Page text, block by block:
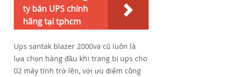
ty bán UPS chính
hãng tại tphcm
Ups santak blazer 2000va cũ luôn là
lựa chọn hàng đầu khi trang bị ups cho
02 máy tính trở lên, với ưu điểm công